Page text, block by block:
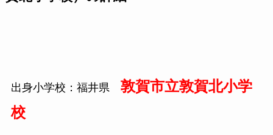
出身小学校：福井県 敦賀市立敦賀北小学
校